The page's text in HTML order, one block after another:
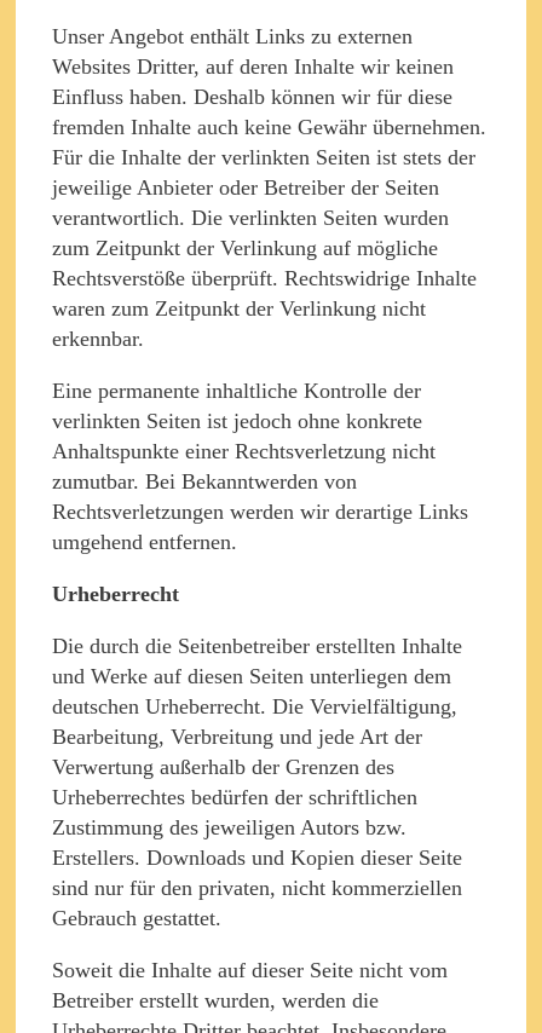
Unser Angebot enthält Links zu externen
Websites Dritter, auf deren Inhalte wir keinen
Einfluss haben. Deshalb können wir für diese
fremden Inhalte auch keine Gewähr übernehmen.
Für die Inhalte der verlinkten Seiten ist stets der
jeweilige Anbieter oder Betreiber der Seiten
verantwortlich. Die verlinkten Seiten wurden
zum Zeitpunkt der Verlinkung auf mögliche
Rechtsverstöße überprüft. Rechtswidrige Inhalte
waren zum Zeitpunkt der Verlinkung nicht
erkennbar.
Eine permanente inhaltliche Kontrolle der
verlinkten Seiten ist jedoch ohne konkrete
Anhaltspunkte einer Rechtsverletzung nicht
zumutbar. Bei Bekanntwerden von
Rechtsverletzungen werden wir derartige Links
umgehend entfernen.
Urheberrecht
Die durch die Seitenbetreiber erstellten Inhalte
und Werke auf diesen Seiten unterliegen dem
deutschen Urheberrecht. Die Vervielfältigung,
Bearbeitung, Verbreitung und jede Art der
Verwertung außerhalb der Grenzen des
Urheberrechtes bedürfen der schriftlichen
Zustimmung des jeweiligen Autors bzw.
Erstellers. Downloads und Kopien dieser Seite
sind nur für den privaten, nicht kommerziellen
Gebrauch gestattet.
Soweit die Inhalte auf dieser Seite nicht vom
Betreiber erstellt wurden, werden die